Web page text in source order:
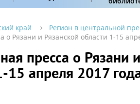
край
Регион в центральной
о Рязани и Рязанской области 1-15
пресса о Рязани
15 апреля 2017